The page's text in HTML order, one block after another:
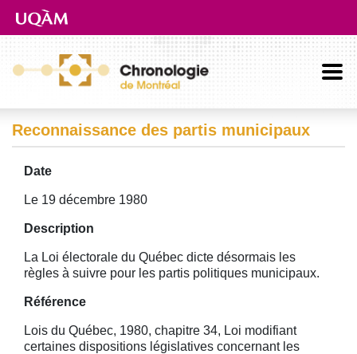
Aller directement au contenu principal
Reconnaissance des partis municipaux
Date
Le 19 décembre 1980
Description
La Loi électorale du Québec dicte désormais les
règles à suivre pour les partis politiques municipaux.
Référence
Lois du Québec, 1980, chapitre 34, Loi modifiant
certaines dispositions législatives concernant les